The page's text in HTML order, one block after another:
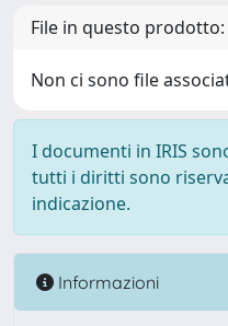
File in questo prodotto:
Non ci sono file
I documenti in IRIS
tutti i diritti sono
indicazione.
Informazioni